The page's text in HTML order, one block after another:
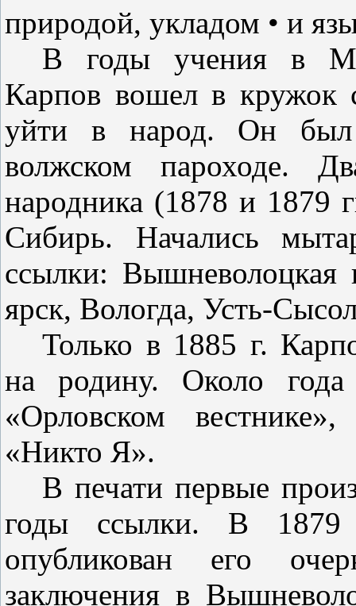
природой, укладом • и
В годы учения в
Карпов во­шел в кружок
уйти в народ. Он был
волжском пароходе.
народника (1878 и 1879
Сибирь. Начались
ссылки: Вышневолоцкая
ярск, Вологда, Усть-
Только в 1885 г.
на ро­дину. Около
«Орловском
«Никто Я».
В печати первые
годы ссылки. В
опубликован его
заключения в